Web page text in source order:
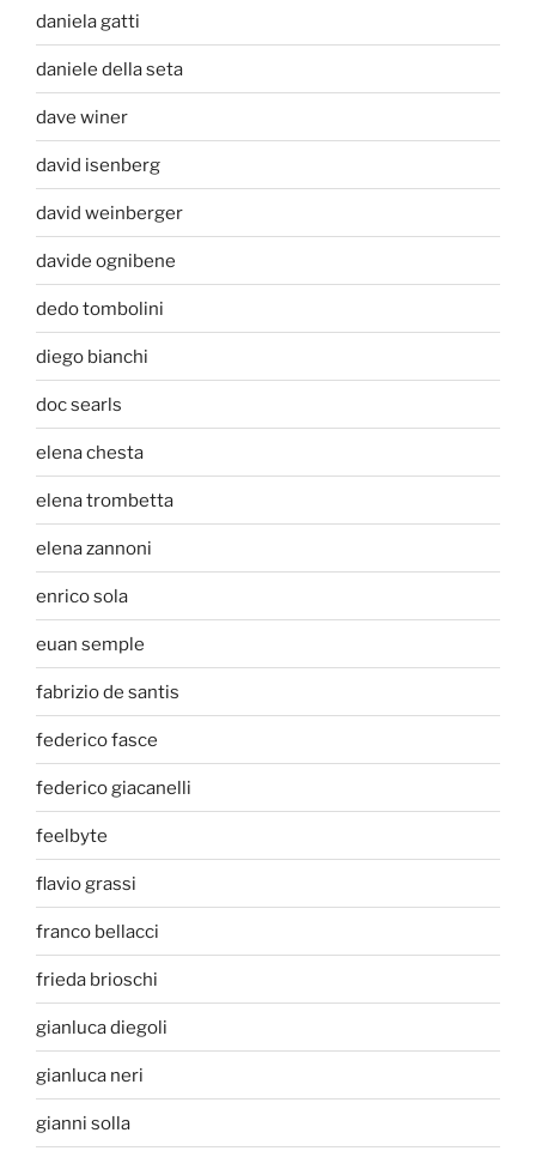
daniela gatti
daniele della seta
dave winer
david isenberg
david weinberger
davide ognibene
dedo tombolini
diego bianchi
doc searls
elena chesta
elena trombetta
elena zannoni
enrico sola
euan semple
fabrizio de santis
federico fasce
federico giacanelli
feelbyte
flavio grassi
franco bellacci
frieda brioschi
gianluca diegoli
gianluca neri
gianni solla